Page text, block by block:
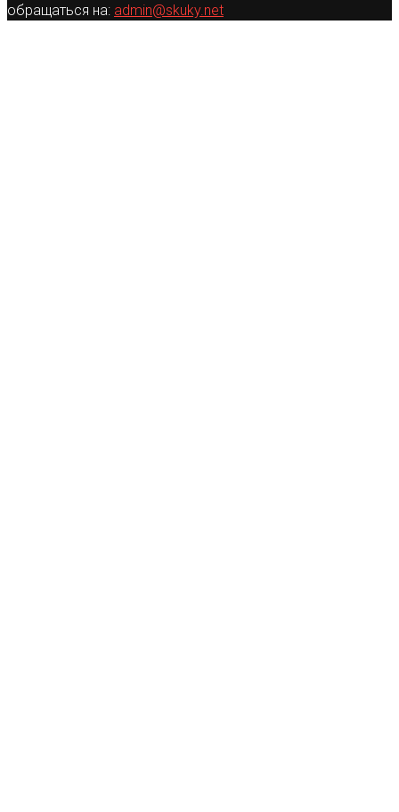
обращаться на: admin@skuky.net